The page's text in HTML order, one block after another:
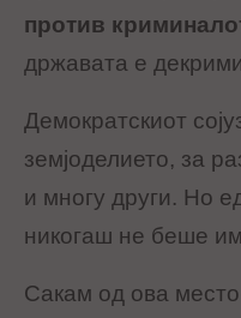
против
државата е
Демократскиот
земјоделието, за
и многу други. Но
никогаш не беше
Сакам од ова